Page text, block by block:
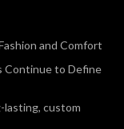
and Comfort
Continue to Define
lasting, custom